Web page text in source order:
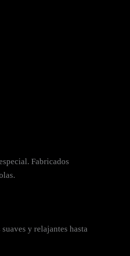
Fabricados
y relajantes hasta